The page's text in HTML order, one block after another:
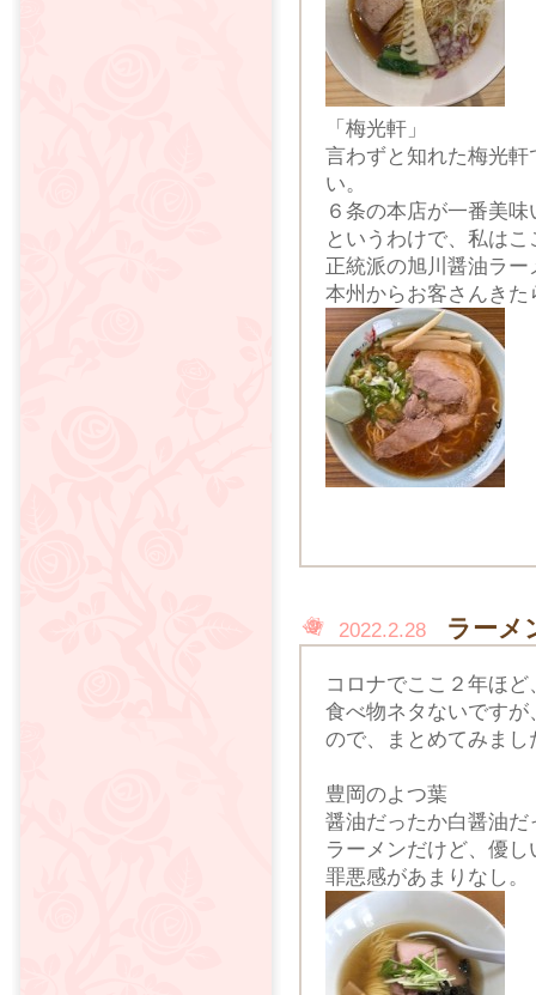
「梅光軒」
言わずと知れた梅光
い。
６条の本店が一番美
というわけで、私は
正統派の旭川醤油ラー
本州からお客さんき
2022.2.28 ラーメ
コロナでここ２年ほ
食べ物ネタないです
ので、まとめてみまし
豊岡のよつ葉
醤油だったか白醤油だ
ラーメンだけど、優し
罪悪感があまりなし。